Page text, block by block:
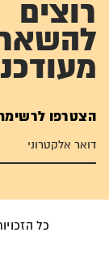
רוצים
הצטרפו
כל